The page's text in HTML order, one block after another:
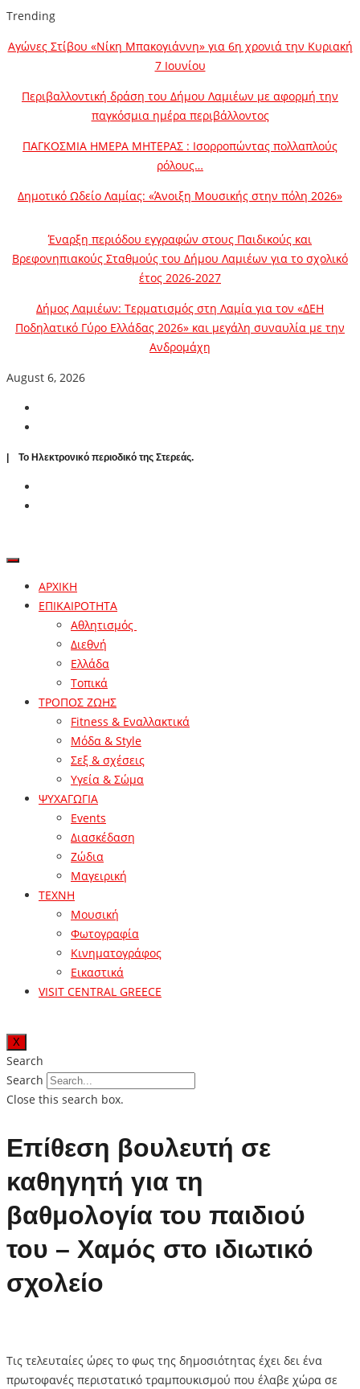
Trending
Αγώνες Στίβου «Νίκη Μπακογιάννη» για 6η χρονιά την Κυριακή
7 Ιουνίου
Περιβαλλοντική δράση του Δήμου Λαμιέων με αφορμή την
παγκόσμια ημέρα περιβάλλοντος
ΠΑΓΚΟΣΜΙΑ ΗΜΕΡΑ ΜΗΤΕΡΑΣ : Ισορροπώντας πολλαπλούς
ρόλους…
Δημοτικό Ωδείο Λαμίας: «Άνοιξη Μουσικής στην πόλη 2026»
Έναρξη περιόδου εγγραφών στους Παιδικούς και
Βρεφονηπιακούς Σταθμούς του Δήμου Λαμιέων για το σχολικό
έτος 2026-2027
Δήμος Λαμιέων: Τερματισμός στη Λαμία για τον «ΔΕΗ
Ποδηλατικό Γύρο Ελλάδας 2026» και μεγάλη συναυλία με την
Ανδρομάχη
August 6, 2026
| To Ηλεκτρονικό περιοδικό της Στερεάς.
ΑΡΧΙΚΗ
ΕΠΙΚΑΙΡΟΤΗΤΑ
Αθλητισμός
Διεθνή
Ελλάδα
Τοπικά
ΤΡΟΠΟΣ ΖΩΗΣ
Fitness & Εναλλακτικά
Μόδα & Style
Σεξ & σχέσεις
Υγεία & Σώμα
ΨΥΧΑΓΩΓΙΑ
Events
Διασκέδαση
Ζώδια
Μαγειρική
ΤΕΧΝΗ
Μουσική
Φωτογραφία
Κινηματογράφος
Εικαστικά
VISIT CENTRAL GREECE
X
Search
Search
Close this search box.
Επίθεση βουλευτή σε
καθηγητή για τη
βαθμολογία του παιδιού
του – Χαμός στο ιδιωτικό
σχολείο
Τις τελευταίες ώρες το φως της δημοσιότητας έχει δει ένα
πρωτοφανές περιστατικό τραμπουκισμού που έλαβε χώρα σε